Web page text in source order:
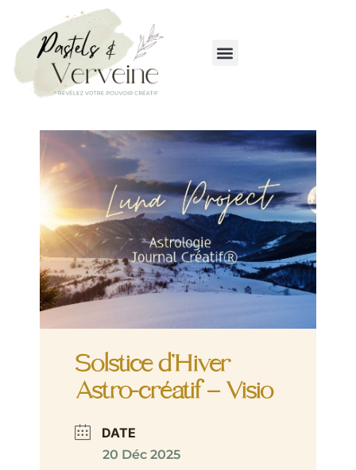
Solstice d’Hiver
Astro-créatif – Visio
DATE
20 Déc 2025